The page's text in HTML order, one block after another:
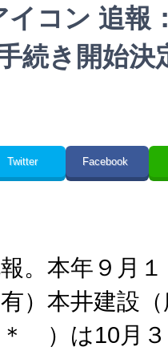
追報
続き開始決
Twitter Facebook
。本年９月
有）本井建設
＊ ）は10月